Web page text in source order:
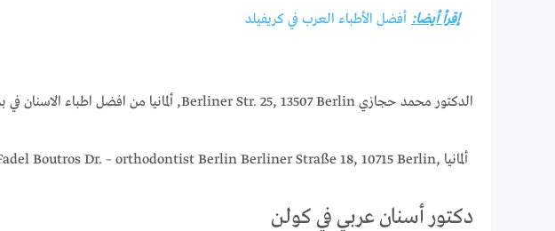
إقرأ أيضا: أفضل الأطباء العرب في كريفيلد
الدكتور محمد حجازي Berliner Str. 25, 13507 Berlin, ألمانيا من افضل اطباء الاسنان في برلين .
دكتور أسنان عربي في كولن